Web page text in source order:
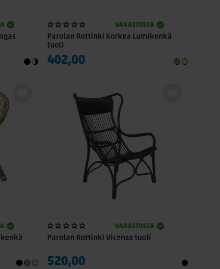
VARASTOSSA
Parolan Rottinki korkea Lumikenkä
tuoli
402,00
VARASTOSSA
Parolan Rottinki Vicenza tuoli
520,00